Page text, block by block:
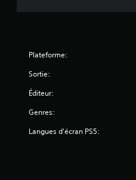
Plateforme:
Sortie:
Éditeur:
Genres:
Langues d'écran PS5: